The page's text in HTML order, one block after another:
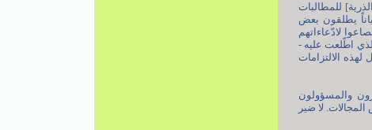
للمطالبات
يطلقون بعض
لادّعاءاتهم
الماضي[13]، وبناء على التقرير الذي اطّلعت عليه -
لهذه الالتزامات
والمسؤولون
لا ضير